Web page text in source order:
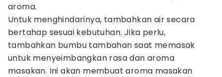
aroma.
Untuk menghindarinya, tambahkan air secara
bertahap sesuai kebutuhan. Jika perlu,
tambahkan bumbu tambahan saat memasak
untuk menyeimbangkan rasa dan aroma
masakan. Ini akan membuat aroma masakan